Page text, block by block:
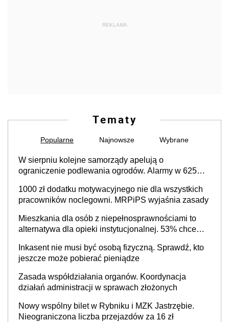
REKLAMA
Tematy
Popularne Najnowsze Wybrane
W sierpniu kolejne samorządy apelują o
ograniczenie podlewania ogrodów. Alarmy w 625
cały kraj
1000 zł dodatku motywacyjnego nie dla wszystkich
pracowników noclegowni. MRPiPS wyjaśnia zasady
Mieszkania dla osób z niepełnosprawnościami to
alternatywa dla opieki instytucjonalnej. 53% chce
Inkasent nie musi być osobą fizyczną. Sprawdź, kto
jeszcze może pobierać pieniądze
Zasada współdziałania organów. Koordynacja
działań administracji w sprawach złożonych
Nowy wspólny bilet w Rybniku i MZK Jastrzębie.
Nieograniczona liczba przejazdów za 16 zł